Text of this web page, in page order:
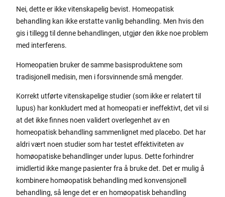
Nei, dette er ikke vitenskapelig bevist. Homeopatisk
behandling kan ikke erstatte vanlig behandling. Men hvis den
gis i tillegg til denne behandlingen, utgjør den ikke noe problem
med interferens.
Homeopatien bruker de samme basisproduktene som
tradisjonell medisin, men i forsvinnende små mengder.
Korrekt utførte vitenskapelige studier (som ikke er relatert til
lupus) har konkludert med at homeopati er ineffektivt, det vil si
at det ikke finnes noen validert overlegenhet av en
homeopatisk behandling sammenlignet med placebo. Det har
aldri vært noen studier som har testet effektiviteten av
homøopatiske behandlinger under lupus. Dette forhindrer
imidlertid ikke mange pasienter fra å bruke det. Det er mulig å
kombinere homøopatisk behandling med konvensjonell
behandling, så lenge det er en homøopatisk behandling